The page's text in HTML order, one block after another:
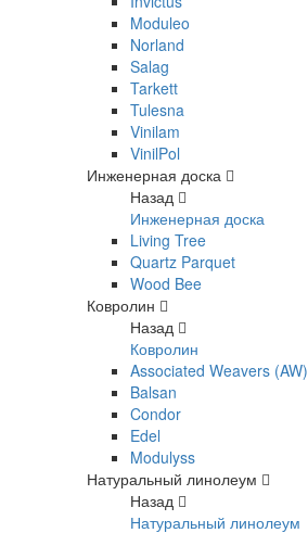
Moduleo
Norland
Salag
Tarkett
Tulesna
Vinilam
VinilPol
Инженерная доска
Назад
Инженерная доска
Living Tree
Quartz Parquet
Wood Bee
Ковролин
Назад
Ковролин
Associated Weavers (AW)
Balsan
Condor
Edel
Modulyss
Натуральный линолеум
Назад
Натуральный линолеум